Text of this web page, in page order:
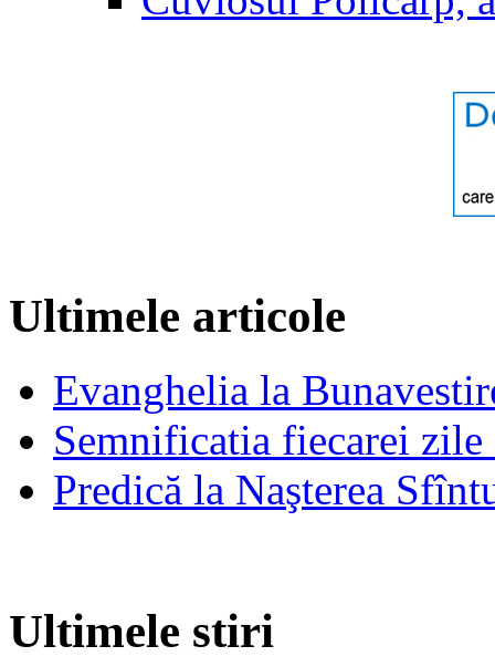
Ultimele articole
Evanghelia la
Semnificatia fiecarei
Predică la Naşterea
Ultimele stiri